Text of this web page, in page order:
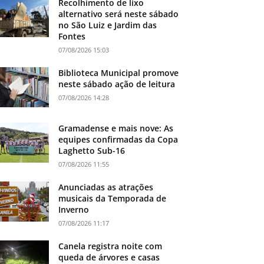
Recolhimento de lixo
alternativo será neste sábado
no São Luiz e Jardim das
Fontes
07/08/2026 15:03
Biblioteca Municipal promove
neste sábado ação de leitura
07/08/2026 14:28
Gramadense e mais nove: As
equipes confirmadas da Copa
Laghetto Sub-16
07/08/2026 11:55
Anunciadas as atrações
musicais da Temporada de
Inverno
07/08/2026 11:17
Canela registra noite com
queda de árvores e casas